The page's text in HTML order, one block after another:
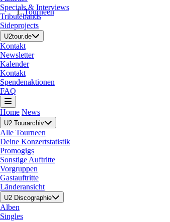
Specials & Interviews
Tributebands
Sideprojects
U2tour.de
Kontakt
Newsletter
Kalender
Kontakt
Spendenaktionen
FAQ
Home News
U2 Tourarchiv
Alle Tourneen
Deine Konzertstatistik
Promogigs
Sonstige Auftritte
Vorgruppen
Gastauftritte
Länderansicht
U2 Discographie
Alben
Singles
Tourneen